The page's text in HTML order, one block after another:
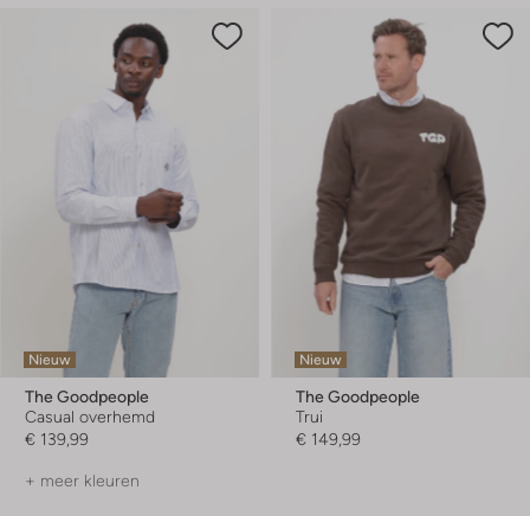
Nieuw
The Goodpeople
Casual overhemd
€ 139,99
+ meer kleuren
Nieuw
The Goodpeople
Trui
€ 149,99